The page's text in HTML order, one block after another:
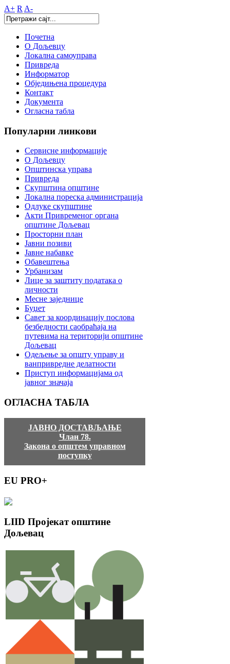
A+ R A-
Почетна
О Дољевцу
Локална самоуправа
Привреда
Информатор
Обједињена процедура
Контакт
Документа
Огласна табла
Популарни линкови
Сервисне информације
О Дољевцу
Општинска управа
Привреда
Скупштина општине
Локална пореска администрација
Одлуке скупштине
Акти Привременог органа
општине Дољевац
Просторни план
Јавни позиви
Јавне набавке
Обавештења
Урбанизам
Лице за заштиту података о
личности
Месне заједнице
Буџет
Савет за координацију послова
безбедности саобраћаја на
путевима на територији општине
Дољевац
Одељење за општу управу и
ванпривредне делатности
Приступ информацијама од
јавног значаја
ОГЛАСНА ТАБЛА
ЈАВНО ДОСТАВЉАЊЕ
Члан 78.
Закона о општем управном
поступку
EU PRO+
LIID Пројекат општине
Дољевац